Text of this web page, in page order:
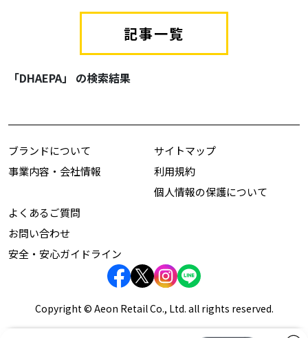
記事一覧
「DHAEPA」 の検索結果
ブランドについて
事業内容・会社情報
サイトマップ
利用規約
個人情報の保護について
よくあるご質問
お問い合わせ
安全・安心ガイドライン
Copyright © Aeon Retail Co., Ltd. all rights reserved.